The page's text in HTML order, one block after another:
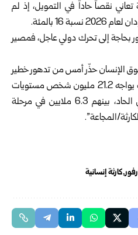
تعاني نقصاً حاداً في التمويل، إذ لم
16 بالمئة.
بحاجة إلى تحرك دولي عاجل، فمصير
الإنسان حذّر أمس من تدهور خطير
في الأمن الغذائي بالسودان، حيث يواجه 21.2 مليون شخص مستويات
مرتفعة من انعدام الأمن الغذائي الحاد، بينهم 6.3 ملايين في مرحلة
كارثة إنسانية